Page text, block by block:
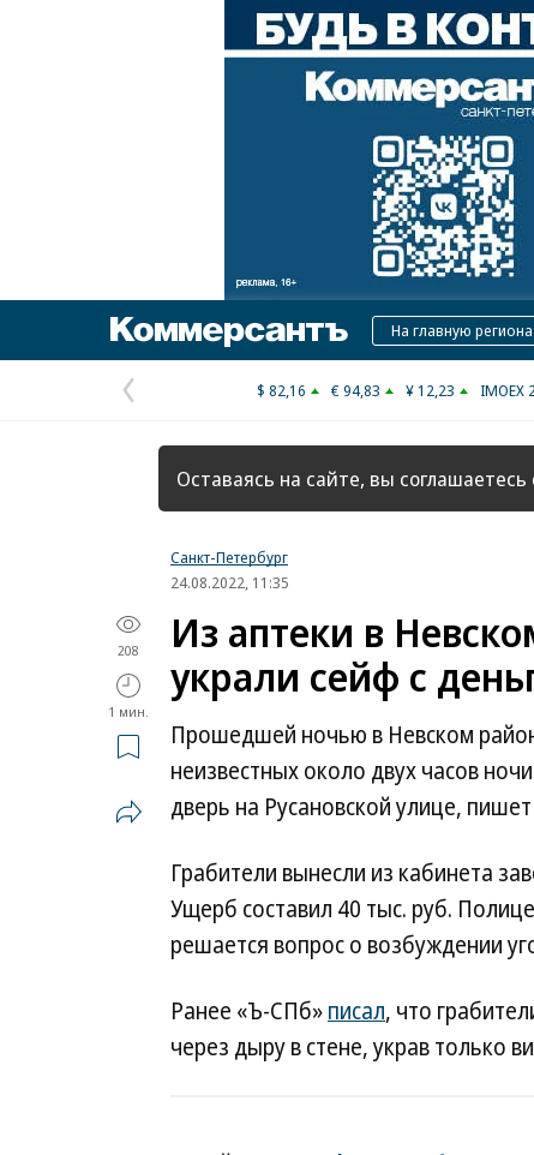
КоммерсантъНа главную региона
Предыдущая
страница
$ 82,16 € 94,83 ¥ 12,23 IMOEX
Оставаясь на сайте, вы соглашаетесь
Санкт-Петербург
24.08.2022, 11:35
208
1 мин.
Из аптеки в
украли сейф с
Прошедшей ночью в Невском
неизвестных около двух часов
дверь на Русановской улице, пишет
Грабители вынесли из кабинета
Ущерб составил 40 тыс. руб.
решается вопрос о возбуждении
Ранее «Ъ-СПб»писал, что
через дыру в стене, украв только